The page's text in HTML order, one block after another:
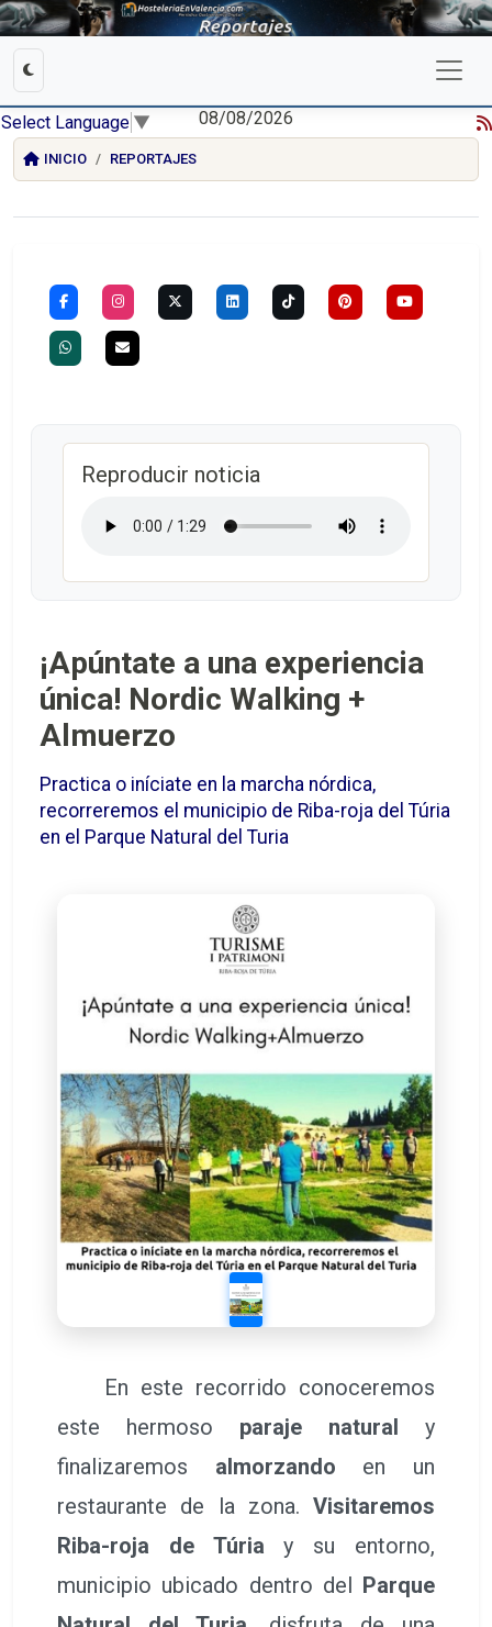
Select Language ▼ 08/08/2026
INICIO REPORTAJES
Reproducir noticia
¡Apúntate a una experiencia
única! Nordic Walking +
Almuerzo
Practica o iníciate en la marcha nórdica,
recorreremos el municipio de Riba-roja del Túria
en el Parque Natural del Turia
En este recorrido conoceremos
este hermoso paraje natural y
finalizaremos almorzando en un
restaurante de la zona. Visitaremos
Riba-roja de Túria y su entorno,
municipio ubicado dentro del Parque